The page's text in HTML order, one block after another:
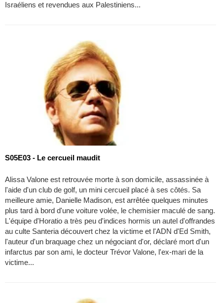
Israéliens et revendues aux Palestiniens...
S05E03 - Le cercueil maudit
Alissa Valone est retrouvée morte à son domicile, assassinée à
l'aide d'un club de golf, un mini cercueil placé à ses côtés. Sa
meilleure amie, Danielle Madison, est arrêtée quelques minutes
plus tard à bord d'une voiture volée, le chemisier maculé de sang.
L'équipe d'Horatio a très peu d'indices hormis un autel d'offrandes
au culte Santeria découvert chez la victime et l'ADN d'Ed Smith,
l'auteur d'un braquage chez un négociant d'or, déclaré mort d'un
infarctus par son ami, le docteur Trévor Valone, l'ex-mari de la
victime...